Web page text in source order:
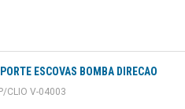
ESCOVAS BOMBA DIRECAO
CLIO V-04003